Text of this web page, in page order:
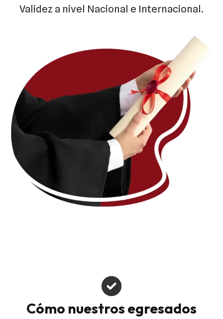
Validez a nivel Nacional e Internacional.
Cómo nuestros egresados